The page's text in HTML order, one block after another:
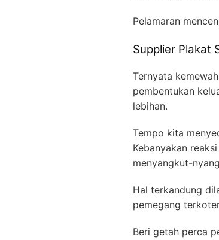
Pelamaran
Supplier Plakat
Ternyata
pembentukan
lebihan.
Tempo kita
Kebanyakan
menyangkut-
Hal terkandung
pemegang
Beri getah perca